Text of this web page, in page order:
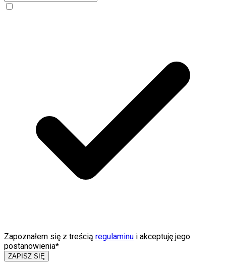
Zapoznałem się z treścią regulaminu i akceptuję jego
postanowienia*
ZAPISZ SIĘ